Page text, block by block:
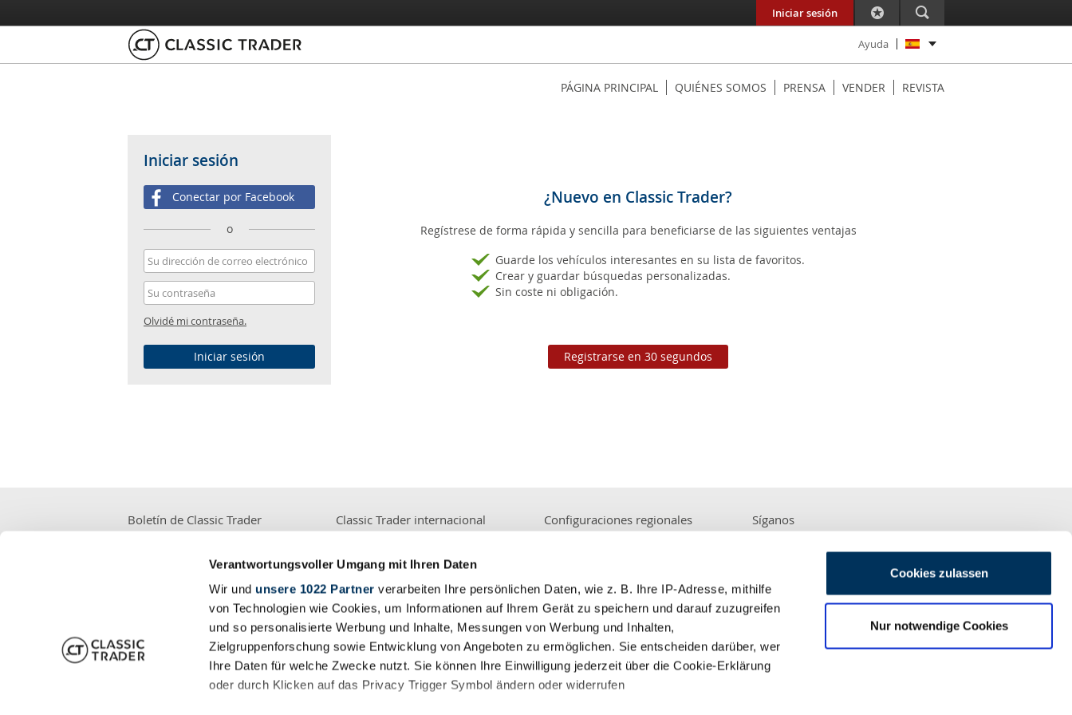
Verantwortungsvoller Umgang mit Ihren Daten
Wir und unsere 1022 Partner verarbeiten Ihre persönlichen Daten, wie z. B. Ihre IP-Adresse, mithilfe
von Technologien wie Cookies, um Informationen auf Ihrem Gerät zu speichern und darauf zuzugreifen
und so personalisierte Werbung und Inhalte, Messungen von Werbung und Inhalten,
Zielgruppenforschung sowie Entwicklung von Angeboten zu ermöglichen. Sie entscheiden darüber, wer
Ihre Daten für welche Zwecke nutzt. Sie können Ihre Einwilligung jederzeit über die Cookie-Erklärung
oder durch Klicken auf das Privacy Trigger Symbol ändern oder widerrufen
Cookies zulassen
Nur notwendige Cookies
Iniciar sesión
Ayuda
PÁGINA PRINCIPAL QUIÉNES SOMOS PRENSA VENDER REVISTA
Iniciar sesión
Conectar por Facebook
o
Olvidé mi contraseña.
Iniciar sesión
¿Nuevo en Classic Trader?
Regístrese de forma rápida y sencilla para beneficiarse de las siguientes ventajas
Guarde los vehículos interesantes en su lista de favoritos.
Crear y guardar búsquedas personalizadas.
Sin coste ni obligación.
Registrarse en 30 segundos
Boletín de Classic Trader Classic Trader internacional Configuraciones regionales Síganos
Quiénes somos
Servicio al cliente
Sugerencias
PP. FF.
Servicios
Anunciar con nosotros
Marcas de coches clásicos
Venda su coche clásico